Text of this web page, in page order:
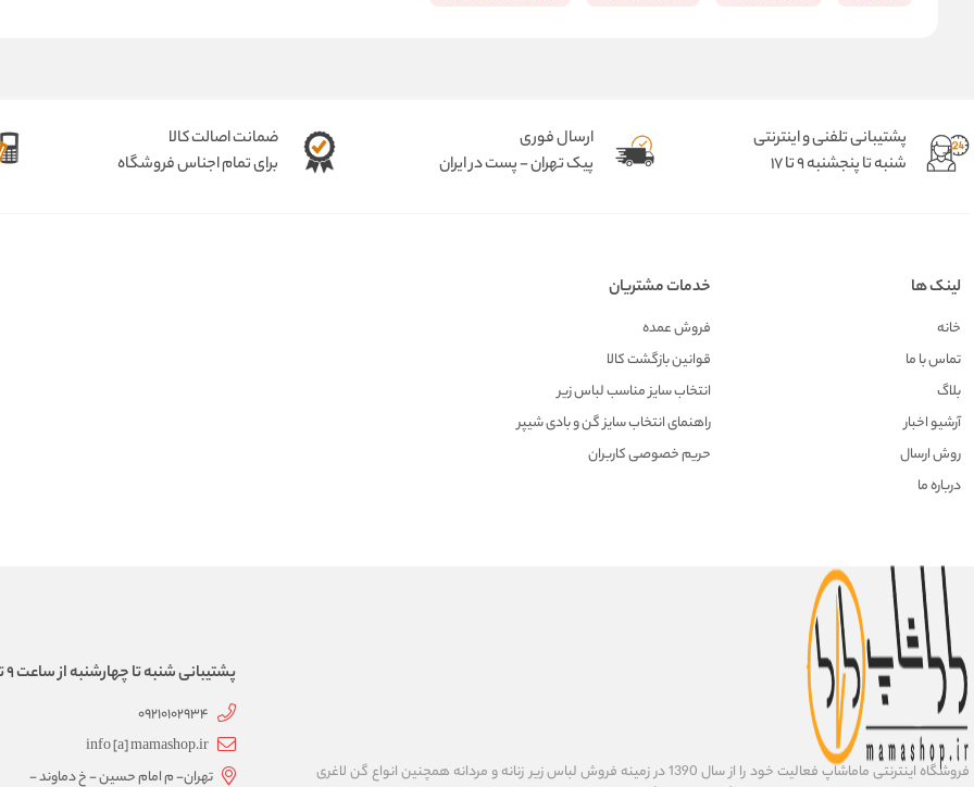
پشتیبانی تلفنی و اینترنتی
شنبه تا پنجشنبه 9 تا 17
ارسال فوری
پیک تهران - پست در ایران
ضمانت اصالت کالا
برای تمام اجناس فروشگاه
لینک ها
خانه
تماس با ما
بلاگ
آرشیو اخبار
روش ارسال
درباره ما
خدمات مشتریان
فروش عمده
قوانین بازگشت کالا
انتخاب سایز مناسب لباس زیر
راهنمای انتخاب سایز گن و بادی شیپر
حریم خصوصی کاربران
فروشگاه اینترنتی ماماشاپ فعالیت خود را از سال 1390 در زمینه فروش لباس زیر زنانه و مردانه همچنین انواع گن لاغری
پشتیبانی شنبه تا چهارشنبه از ساعت 9 تا 17
09210102934
info [a] mamashop.ir
تهران- م امام حسین - خ دماوند -